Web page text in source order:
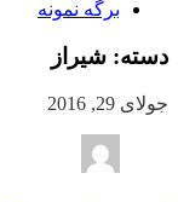
برگه نمونه
دسته: شیراز
جولای 29, 2016